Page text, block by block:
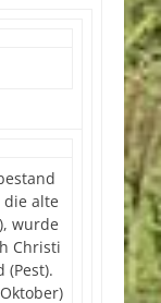
die alte
wurde
Christi
(Pest).